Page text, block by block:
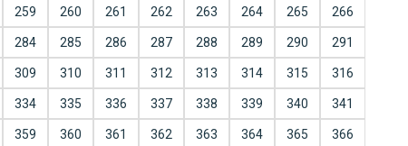
259 260 261 262 263 264 265 266
284 285 286 287 288 289 290 291
309 310 311 312 313 314 315 316
334 335 336 337 338 339 340 341
359 360 361 362 363 364 365 366